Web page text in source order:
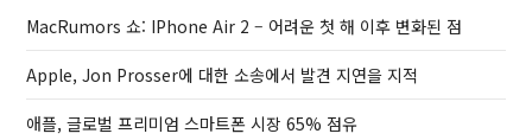
P
o
s
MacRumors 쇼: IPhone Air 2 – 어려운 첫 해 이후 변화된 점
Apple, Jon Prosser에 대한 소송에서 발견 지연을 지적
애플, 글로벌 프리미엄 스마트폰 시장 65% 점유